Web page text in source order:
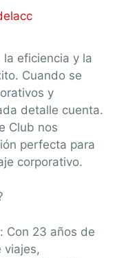
la eficiencia y la
Cuando se
y
detalle cuenta.
Club nos
perfecta para
corporativo.
Con 23 años de
viajes,